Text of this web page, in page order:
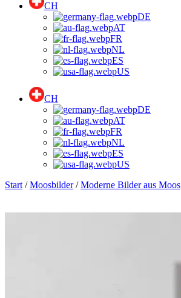
CH
DE
AT
FR
NL
ES
US
CH
DE
AT
FR
NL
ES
US
Start /Moosbilder/Moderne Bilder aus Moos